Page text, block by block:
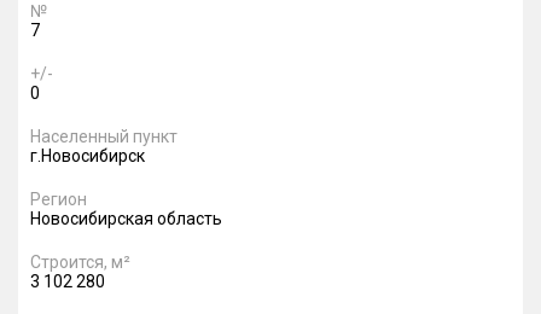
№
7
+/-
0
Населенный пункт
г.Новосибирск
Регион
Новосибирская область
Строится, м²
3 102 280